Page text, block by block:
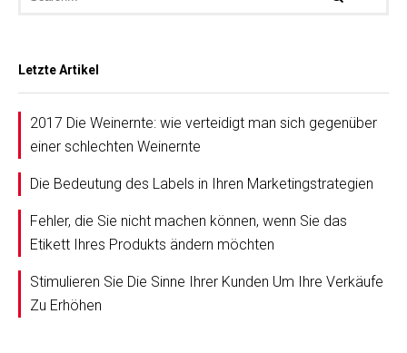
Letzte Artikel
2017 Die Weinernte: wie verteidigt man sich gegenüber
einer schlechten Weinernte
Die Bedeutung des Labels in Ihren Marketingstrategien
Fehler, die Sie nicht machen können, wenn Sie das
Etikett Ihres Produkts ändern möchten
Stimulieren Sie Die Sinne Ihrer Kunden Um Ihre Verkäufe
Zu Erhöhen